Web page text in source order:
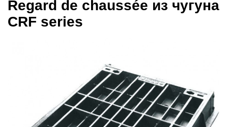
Regard de chaussée из чугуна
CRF series